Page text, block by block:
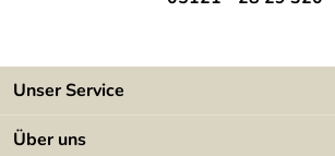
Unser Service
Kontakt
Über uns